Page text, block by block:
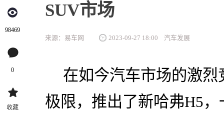
98469
0
收藏
SUV市场
来源：易车网 2023-09-27 18:00 汽车发展
在如今汽车市场的激
极限，推出了新哈弗H5